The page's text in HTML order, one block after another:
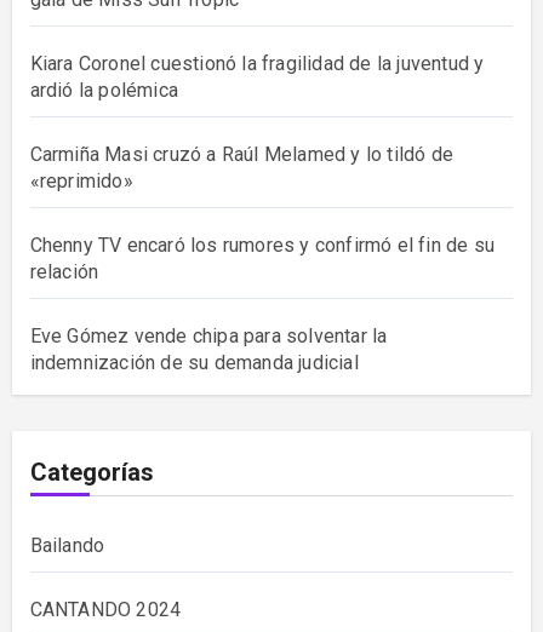
Kiara Coronel cuestionó la fragilidad de la juventud y
ardió la polémica
Carmiña Masi cruzó a Raúl Melamed y lo tildó de
«reprimido»
Chenny TV encaró los rumores y confirmó el fin de su
relación
Eve Gómez vende chipa para solventar la
indemnización de su demanda judicial
Categorías
Bailando
CANTANDO 2024